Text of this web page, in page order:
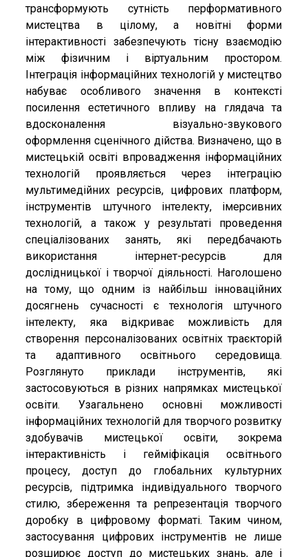
трансформують сутність перформативного
мистецтва в цілому, а новітні форми
інтерактивності забезпечують тісну взаємодію
між фізичним і віртуальним простором.
Інтеграція інформаційних технологій у мистецтво
набуває особливого значення в контексті
посилення естетичного впливу на глядача та
вдосконалення візуально-звукового
оформлення сценічного дійства. Визначено, що в
мистецькій освіті впровадження інформаційних
технологій проявляється через інтеграцію
мультимедійних ресурсів, цифрових платформ,
інструментів штучного інтелекту, імерсивних
технологій, а також у результаті проведення
спеціалізованих занять, які передбачають
використання інтернет-ресурсів для
дослідницької і творчої діяльності. Наголошено
на тому, що одним із найбільш інноваційних
досягнень сучасності є технологія штучного
інтелекту, яка відкриває можливість для
створення персоналізованих освітніх траєкторій
та адаптивного освітнього середовища.
Розглянуто приклади інструментів, які
застосовуються в різних напрямках мистецької
освіти. Узагальнено основні можливості
інформаційних технологій для творчого розвитку
здобувачів мистецької освіти, зокрема
інтерактивність і гейміфікація освітнього
процесу, доступ до глобальних культурних
ресурсів, підтримка індивідуального творчого
стилю, збереження та репрезентація творчого
доробку в цифровому форматі. Таким чином,
застосування цифрових інструментів не лише
розширює доступ до мистецьких знань, але і